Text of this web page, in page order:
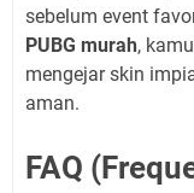
sebelum event
PUBG murah,
mengejar skin
aman.
FAQ